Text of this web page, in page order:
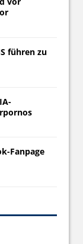
führen zu
Fanpage